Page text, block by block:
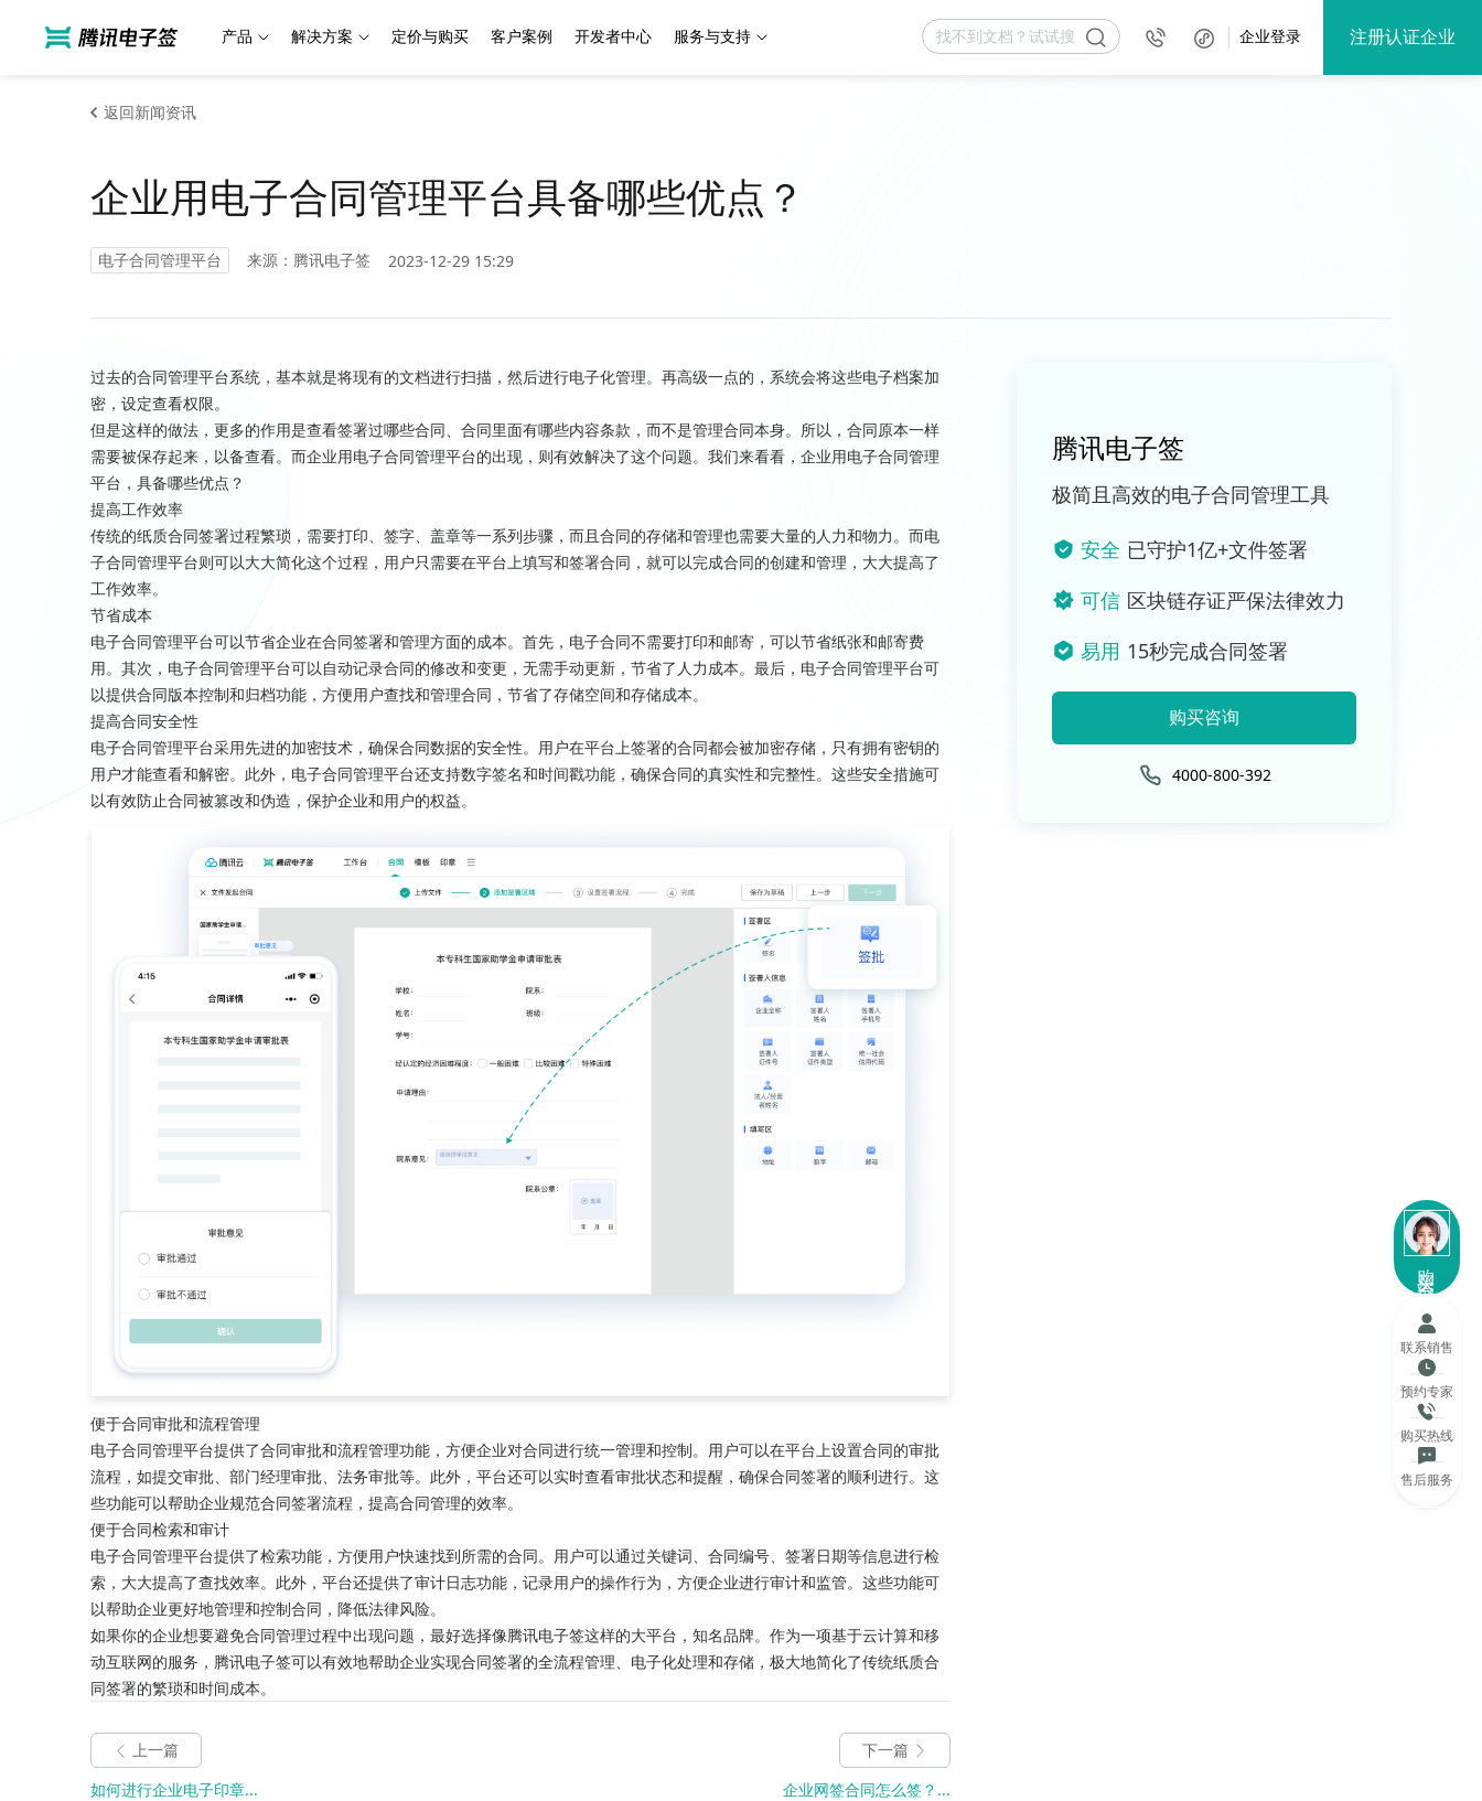
产品 解决方案 定价与购买 客户案例 开发者中心 服务与支持 企业登录 注册认证企业
返回新闻资讯
企业用电子合同管理平台具备哪些优点？
电子合同管理平台 来源：腾讯电子签 2023-12-29 15:29
过去的合同管理平台系统，基本就是将现有的文档进行扫描，然后进行电子化管理。再高级一点的，系统会将这些电子档案加
密，设定查看权限。
但是这样的做法，更多的作用是查看签署过哪些合同、合同里面有哪些内容条款，而不是管理合同本身。所以，合同原本一样
需要被保存起来，以备查看。而企业用电子合同管理平台的出现，则有效解决了这个问题。我们来看看，企业用电子合同管理
平台，具备哪些优点？
提高工作效率
传统的纸质合同签署过程繁琐，需要打印、签字、盖章等一系列步骤，而且合同的存储和管理也需要大量的人力和物力。而电
子合同管理平台则可以大大简化这个过程，用户只需要在平台上填写和签署合同，就可以完成合同的创建和管理，大大提高了
工作效率。
节省成本
电子合同管理平台可以节省企业在合同签署和管理方面的成本。首先，电子合同不需要打印和邮寄，可以节省纸张和邮寄费
用。其次，电子合同管理平台可以自动记录合同的修改和变更，无需手动更新，节省了人力成本。最后，电子合同管理平台可
以提供合同版本控制和归档功能，方便用户查找和管理合同，节省了存储空间和存储成本。
提高合同安全性
电子合同管理平台采用先进的加密技术，确保合同数据的安全性。用户在平台上签署的合同都会被加密存储，只有拥有密钥的
用户才能查看和解密。此外，电子合同管理平台还支持数字签名和时间戳功能，确保合同的真实性和完整性。这些安全措施可
以有效防止合同被篡改和伪造，保护企业和用户的权益。
便于合同审批和流程管理
电子合同管理平台提供了合同审批和流程管理功能，方便企业对合同进行统一管理和控制。用户可以在平台上设置合同的审批
流程，如提交审批、部门经理审批、法务审批等。此外，平台还可以实时查看审批状态和提醒，确保合同签署的顺利进行。这
些功能可以帮助企业规范合同签署流程，提高合同管理的效率。
便于合同检索和审计
电子合同管理平台提供了检索功能，方便用户快速找到所需的合同。用户可以通过关键词、合同编号、签署日期等信息进行检
索，大大提高了查找效率。此外，平台还提供了审计日志功能，记录用户的操作行为，方便企业进行审计和监管。这些功能可
以帮助企业更好地管理和控制合同，降低法律风险。
如果你的企业想要避免合同管理过程中出现问题，最好选择像腾讯电子签这样的大平台，知名品牌。作为一项基于云计算和移
动互联网的服务，腾讯电子签可以有效地帮助企业实现合同签署的全流程管理、电子化处理和存储，极大地简化了传统纸质合
同签署的繁琐和时间成本。
上一篇
如何进行企业电子印章...
下一篇
企业网签合同怎么签？...
腾讯电子签
极简且高效的电子合同管理工具
安全 已守护1亿+文件签署
可信 区块链存证严保法律效力
易用 15秒完成合同签署
购买咨询
4000-800-392
购买咨询
联系销售
预约专家
购买热线
售后服务